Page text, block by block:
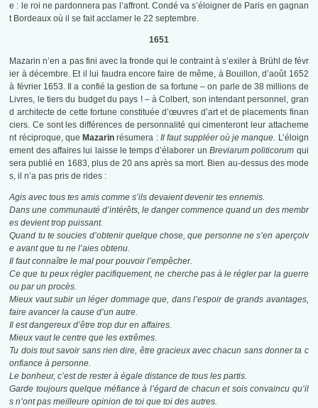
e : le roi ne pardonnera pas l’affront. Condé va s’éloigner de Paris en gagnan
t Bordeaux où il se fait acclamer le 22 septembre.
1651
Mazarin n’en a pas fini avec la fronde qui le contraint à s’exiler à Brühl de févr
ier à décembre. Et il lui faudra encore faire de même, à Bouillon, d’août 1652
à février 1653. Il a confié la gestion de sa fortune – on parle de 38 millions de
Livres, le tiers du budget du pays ! – à Colbert, son intendant personnel, gran
d architecte de cette fortune constituée d’œuvres d’art et de placements finan
ciers. Ce sont les différences de personnalité qui cimenteront leur attacheme
nt réciproque, que Mazarinrésumera :Il faut suppléer où je manque. L’éloign
ement des affaires lui laisse le temps d’élaborer unBreviarum politicorum qui
sera publié en 1683, plus de 20 ans après sa mort. Bien au-dessus des mode
s, il n’a pas pris de rides :
Agis avec tous tes amis comme s’ils devaient devenir tes ennemis.
Dans une communauté d’intérêts, le danger commence quand un des membr
es devient trop puissant.
Quand tu te soucies d’obtenir quelque chose, que personne ne s’en aperçoiv
e avant que tu ne l’aies obtenu.
Il faut connaître le mal pour pouvoir l’empêcher.
Ce que tu peux régler pacifiquement, ne cherche pas à le régler par la guerre
ou par un procès.
Mieux vaut subir un léger dommage que, dans l’espoir de grands avantages,
faire avancer la cause d’un autre.
Il est dangereux d’être trop dur en affaires.
Mieux vaut le centre que les extrêmes.
Tu dois tout savoir sans rien dire, être gracieux avec chacun sans donner ta c
onfiance à personne.
Le bonheur, c’est de rester à égale distance de tous les partis.
Garde toujours quelque méfiance à l’égard de chacun et sois convaincu qu’il
s n’ont pas meilleure opinion de toi que toi des autres.